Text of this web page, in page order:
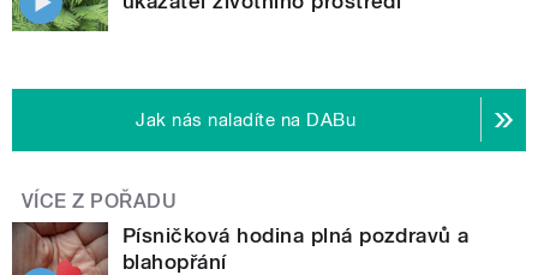
Jak nás naladíte na DABu
VÍCE Z POŘADU
Písničková hodina plná pozdravů a
blahopřání